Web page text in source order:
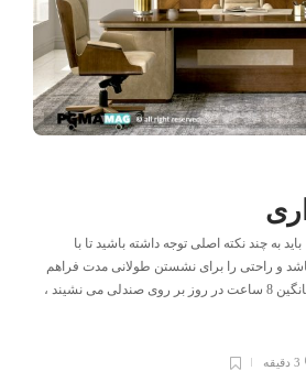
به چند نکته اصلی توجه داشته باشید تا با
باشد و راحتی را برای نشستن طولانی مدت فراهم
کند. به صورت کلی هر فرد میانگین 8 ساعت در روز بر روی صندلی می نشیند ،
3 دقیقه